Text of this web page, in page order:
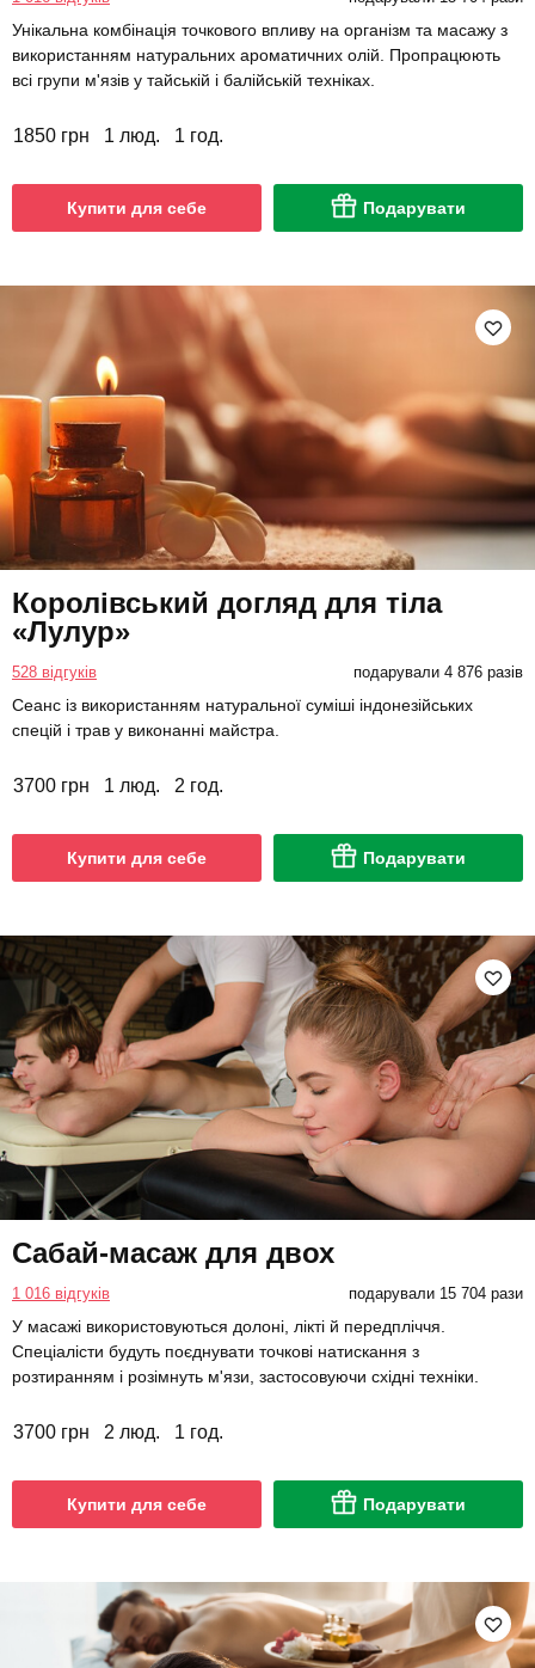
Унікальна комбінація точкового впливу на організм та масажу з
використанням натуральних ароматичних олій. Пропрацюють
всі групи м'язів у тайській і балійській техніках.
1850 грн 1 люд. 1 год.
Купити для себе Подарувати
Королівський догляд для тіла
«Лулур»
528 відгуків подарували 4 876 разів
Сеанс із використанням натуральної суміші індонезійських
спецій і трав у виконанні майстра.
3700 грн 1 люд. 2 год.
Купити для себе Подарувати
Сабай-масаж для двох
1 016 відгуків подарували 15 704 рази
У масажі використовуються долоні, лікті й передпліччя.
Спеціалісти будуть поєднувати точкові натискання з
розтиранням і розімнуть м'язи, застосовуючи східні техніки.
3700 грн 2 люд. 1 год.
Купити для себе Подарувати